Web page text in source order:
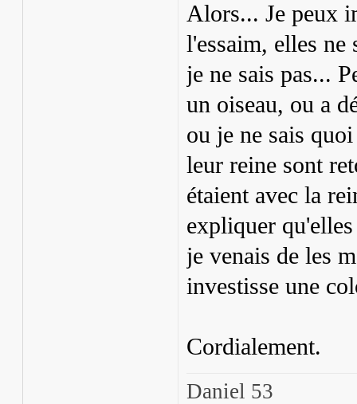
Alors... Je peux
l'essaim, elles ne
je ne sais pas...
un oiseau, ou a
ou je ne sais
leur reine sont
étaient avec la
expliquer
je venais de les
investisse une
Cordialement.
Daniel 53